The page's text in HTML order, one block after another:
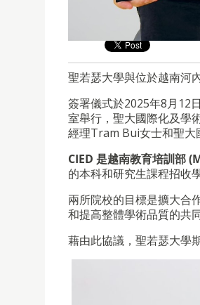
此次合作的重點是為聖
聖若瑟大學與位於越南河
簽署儀式於2025年8月12
室舉行，聖大國際化及學
經理Tram Bui女士和聖大
CIED 是越南教育培訓部
的本科和研究生課程招收
兩所院校的目標是擴大合
和提高整體學術品質的共同
藉由此協議，聖若瑟大學